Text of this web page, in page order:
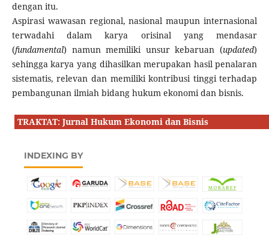
dengan itu.
Aspirasi wawasan regional, nasional maupun internasional
terwadahi dalam karya orisinal yang mendasar
(fundamental) namun memiliki unsur kebaruan (updated)
sehingga karya yang dihasilkan merupakan hasil penalaran
sistematis, relevan dan memiliki kontribusi tinggi terhadap
pembangunan ilmiah bidang hukum ekonomi dan bisnis.
TRAKTAT: Jurnal Hukum Ekonomi dan Bisnis
INDEXING BY